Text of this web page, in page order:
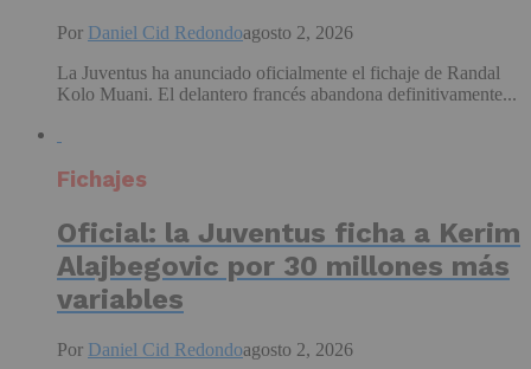
Por Daniel Cid Redondoagosto 2, 2026
La Juventus ha anunciado oficialmente el fichaje de Randal
Kolo Muani. El delantero francés abandona definitivamente...
Fichajes
Oficial: la Juventus ficha a Kerim
Alajbegovic por 30 millones más
variables
Por Daniel Cid Redondoagosto 2, 2026